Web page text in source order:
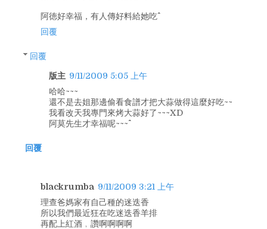
阿徳好幸福，有人傳好料給她吃^^
回覆
回覆
版主 9/11/2009 5:05 上午
哈哈~~~
還不是去姐那邊偷看食譜才把大蒜做得這麼好吃~~
我看改天我專門來烤大蒜好了~~~XD
阿莫先生才幸福呢~~~^^
回覆
blackrumba 9/11/2009 3:21 上午
理查爸媽家有自己種的迷迭香
所以我們最近狂在吃迷迭香羊排
再配上紅酒﹐讚啊啊啊啊